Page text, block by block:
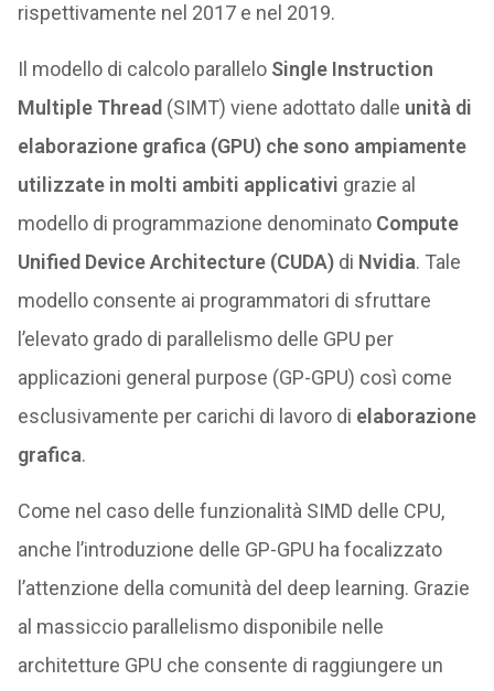
rispettivamente nel 2017 e nel 2019.
Il modello di calcolo parallelo Single Instruction
Multiple Thread (SIMT) viene adottato dalle unità di
elaborazione grafica (GPU) che sono ampiamente
utilizzate in molti ambiti applicativi grazie al
modello di programmazione denominatoCompute
Unified Device Architecture (CUDA)di Nvidia. Tale
modello consente ai programmatori di sfruttare
l’elevato grado di parallelismo delle GPU per
applicazioni general purpose (GP-GPU) così come
esclusivamente per carichi di lavoro di elaborazione
grafica.
Come nel caso delle funzionalità SIMD delle CPU,
anche l’introduzione delle GP-GPU ha focalizzato
l’attenzione della comunità del deep learning. Grazie
al massiccio parallelismo disponibile nelle
architetture GPU che consente di raggiungere un